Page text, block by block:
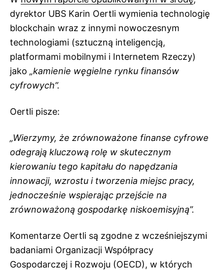
dyrektor UBS Karin Oertli wymienia technologię
blockchain wraz z innymi nowoczesnym
technologiami (sztuczną inteligencją,
platformami mobilnymi i Internetem Rzeczy)
jako „kamienie węgielne rynku finansów
cyfrowych”.
Oertli pisze:
„Wierzymy, że zrównoważone finanse cyfrowe
odegrają kluczową rolę w skutecznym
kierowaniu tego kapitału do napędzania
innowacji, wzrostu i tworzenia miejsc pracy,
jednocześnie wspierając przejście na
zrównoważoną gospodarkę niskoemisyjną”.
Komentarze Oertli są zgodne z wcześniejszymi
badaniami Organizacji Współpracy
Gospodarczej i Rozwoju (OECD), w których